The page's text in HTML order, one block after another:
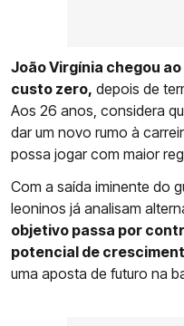
João Virgínia chegou
custo zero, depois de
Aos 26 anos, considera
dar um novo rumo à
possa jogar com maior
Com a saída iminente do
leoninos já analisam
objetivo passa por
potencial de
uma aposta de futuro na